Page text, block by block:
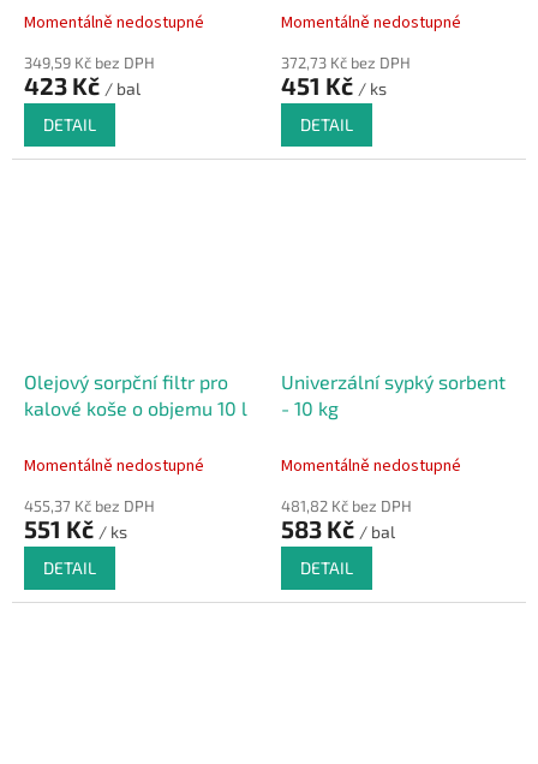
Momentálně nedostupné
349,59 Kč bez DPH
423 Kč / bal
DETAIL
Momentálně nedostupné
372,73 Kč bez DPH
451 Kč / ks
DETAIL
Olejový sorpční filtr pro
kalové koše o objemu 10 l
Momentálně nedostupné
455,37 Kč bez DPH
551 Kč / ks
DETAIL
Univerzální sypký sorbent
- 10 kg
Momentálně nedostupné
481,82 Kč bez DPH
583 Kč / bal
DETAIL